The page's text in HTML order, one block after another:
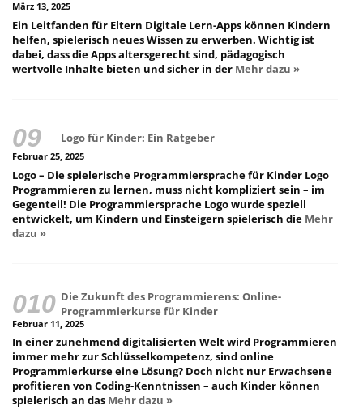
März 13, 2025
Ein Leitfanden für Eltern Digitale Lern-Apps können Kindern
helfen, spielerisch neues Wissen zu erwerben. Wichtig ist
dabei, dass die Apps altersgerecht sind, pädagogisch
wertvolle Inhalte bieten und sicher in der Mehr dazu »
Logo für Kinder: Ein Ratgeber
Februar 25, 2025
Logo – Die spielerische Programmiersprache für Kinder Logo
Programmieren zu lernen, muss nicht kompliziert sein – im
Gegenteil! Die Programmiersprache Logo wurde speziell
entwickelt, um Kindern und Einsteigern spielerisch die Mehr
dazu »
Die Zukunft des Programmierens: Online-
Programmierkurse für Kinder
Februar 11, 2025
In einer zunehmend digitalisierten Welt wird Programmieren
immer mehr zur Schlüsselkompetenz, sind online
Programmierkurse eine Lösung? Doch nicht nur Erwachsene
profitieren von Coding-Kenntnissen – auch Kinder können
spielerisch an das Mehr dazu »